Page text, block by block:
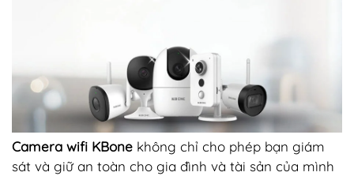
Camera wifi KBone không chỉ cho phép bạn giám
sát và giữ an toàn cho gia đình và tài sản của mình